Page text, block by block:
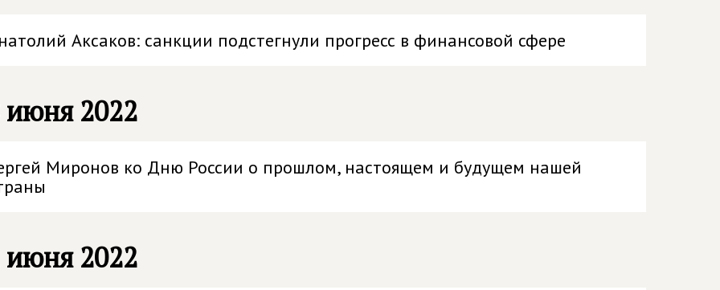
Аксаков: санкции подстегнули прогресс в финансовой сфере
июня 2022
Миронов ко Дню России о прошлом, настоящем и будущем нашей
июня 2022